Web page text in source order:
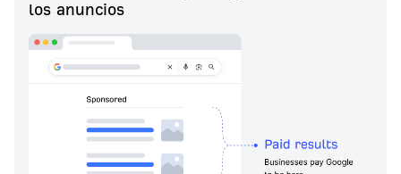
los anuncios